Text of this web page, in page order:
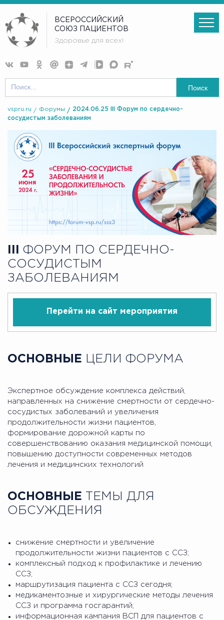
ВСЕРОССИЙСКИЙ
СОЮЗ ПАЦИЕНТОВ
Здоровье для всех!
Поиск
vspru.ru Форумы
2024.06.25 III Форум по сердечно-
сосудистым заболеваниям
ФОРУМ ПО СЕРДЕЧНО-
СОСУДИСТЫМ
ЗАБОЛЕВАНИЯМ
Перейти на сайт мероприятия
ОСНОВНЫЕ ЦЕЛИ ФОРУМА
Экспертное обсуждение комплекса действий,
направленных на снижение смертности от сердечно-
сосудистых заболеваний и увеличения
продолжительности жизни пациентов,
формирование дорожной карты по
совершенствованию оказания медицинской помощи,
повышению доступности современных методов
лечения и медицинских технологий
ОСНОВНЫЕ ТЕМЫ ДЛЯ
ОБСУЖДЕНИЯ
снижение смертности и увеличение
продолжительности жизни пациентов с ССЗ;
комплексный подход к профилактике и лечению
ССЗ;
маршрутизация пациента с ССЗ сегодня;
медикаментозные и хирургические методы лечения
ССЗ и программа госгарантий;
информационная кампания ВСП для пациентов с